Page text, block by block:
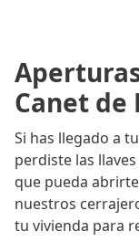
Canet de
Si has llegado a
perdiste las
que pueda
nuestros
tu vivienda para